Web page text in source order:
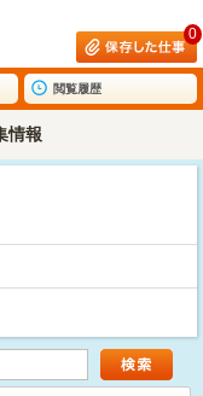
0
閲覧履歴
情報